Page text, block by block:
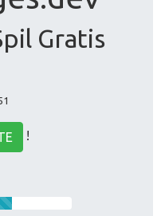
Gratis
!